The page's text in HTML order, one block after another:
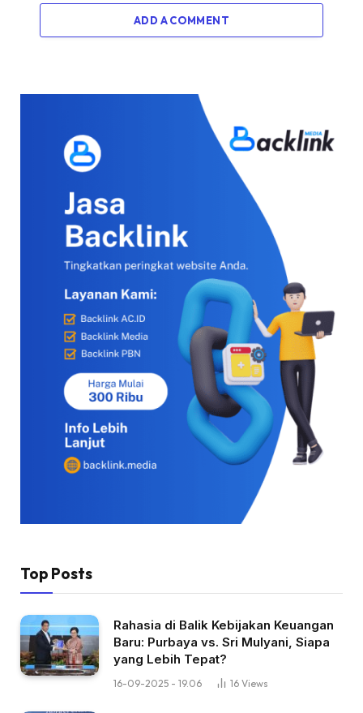
ADD A COMMENT
Top Posts
Rahasia di Balik Kebijakan Keuangan
Baru: Purbaya vs. Sri Mulyani, Siapa
yang Lebih Tepat?
16-09-2025 - 19.06 16 Views